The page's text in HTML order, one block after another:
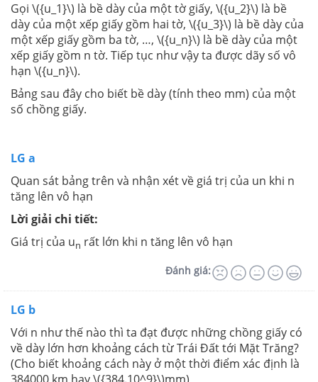
Gọi \({u_1}\) là bề dày của một tờ giấy, \({u_2}\) là bề
dày của một xếp giấy gồm hai tờ, \({u_3}\) là bề dày của
một xếp giấy gồm ba tờ, …, \({u_n}\) là bề dày của một
xếp giấy gồm n tờ. Tiếp tục như vậy ta được dãy số vô
hạn \({u_n}\).
Bảng sau đây cho biết bề dày (tính theo mm) của một
số chồng giấy.
LG a
Quan sát bảng trên và nhận xét về giá trị của un khi n
tăng lên vô hạn
Lời giải chi tiết:
Giá trị của un rất lớn khi n tăng lên vô hạn
Đánh giá:
LG b
Với n như thế nào thì ta đạt được những chồng giấy có
về dày lớn hơn khoảng cách từ Trái Đất tới Mặt Trăng?
(Cho biết khoảng cách này ở một thời điểm xác định là